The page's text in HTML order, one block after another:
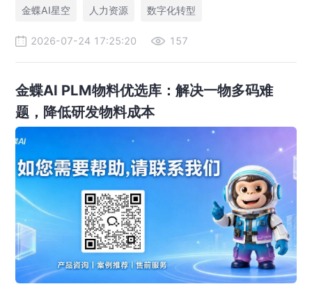
金蝶AI星空
人力资源 数字化转型
2026-07-24 17:25:20 157
金蝶AI PLM物料优选库：解决一物多码难
题，降低研发物料成本